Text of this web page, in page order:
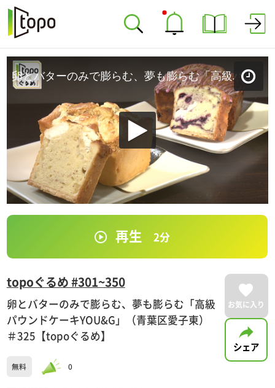
卵とバターのみで膨らむ、夢も膨らむ「高級パウンドケーキYOU&G」（青葉区愛子東）＃325【topoぐるめ】
再生 2分
topoぐるめ #301~350
卵とバターのみで膨らむ、夢も膨らむ「高級
パウンドケーキYOU&G」（青葉区愛子東）
＃325【topoぐるめ】
無料 0
お気に入り
シェア